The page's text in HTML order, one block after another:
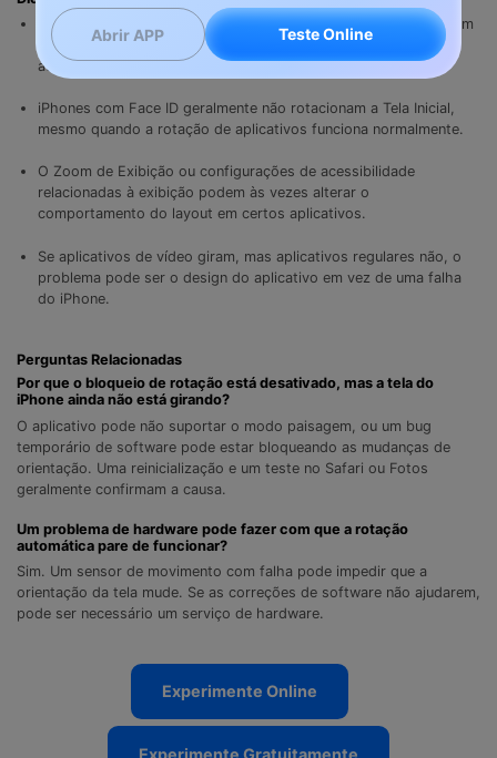
O modo paisagem não é suportado em todos os aplicativos. Um
teste com falha em um aplicativo não confirma que a rotação
automática está com problemas em todo o dispositivo.
iPhones com Face ID geralmente não rotacionam a Tela Inicial,
mesmo quando a rotação de aplicativos funciona normalmente.
O Zoom de Exibição ou configurações de acessibilidade
relacionadas à exibição podem às vezes alterar o
comportamento do layout em certos aplicativos.
Se aplicativos de vídeo giram, mas aplicativos regulares não, o
problema pode ser o design do aplicativo em vez de uma falha
do iPhone.
Perguntas Relacionadas
Por que o bloqueio de rotação está desativado, mas a tela do
iPhone ainda não está girando?
O aplicativo pode não suportar o modo paisagem, ou um bug
temporário de software pode estar bloqueando as mudanças de
orientação. Uma reinicialização e um teste no Safari ou Fotos
geralmente confirmam a causa.
Um problema de hardware pode fazer com que a rotação
automática pare de funcionar?
Sim. Um sensor de movimento com falha pode impedir que a
orientação da tela mude. Se as correções de software não ajudarem,
pode ser necessário um serviço de hardware.
Experimente Online
Abrir APP Teste Online